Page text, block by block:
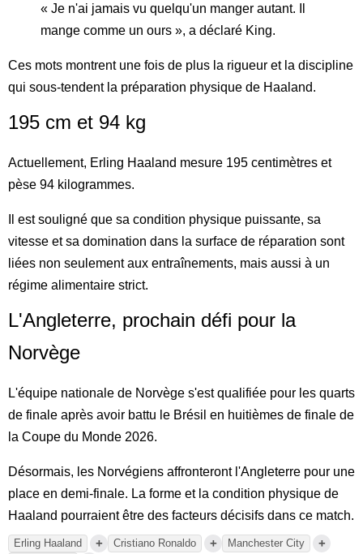
« Je n'ai jamais vu quelqu'un manger autant. Il
mange comme un ours », a déclaré King.
Ces mots montrent une fois de plus la rigueur et la discipline
qui sous-tendent la préparation physique de Haaland.
195 cm et 94 kg
Actuellement, Erling Haaland mesure 195 centimètres et
pèse 94 kilogrammes.
Il est souligné que sa condition physique puissante, sa
vitesse et sa domination dans la surface de réparation sont
liées non seulement aux entraînements, mais aussi à un
régime alimentaire strict.
L'Angleterre, prochain défi pour la
Norvège
L'équipe nationale de Norvège s'est qualifiée pour les quarts
de finale après avoir battu le Brésil en huitièmes de finale de
la Coupe du Monde 2026.
Désormais, les Norvégiens affronteront l'Angleterre pour une
place en demi-finale. La forme et la condition physique de
Haaland pourraient être des facteurs décisifs dans ce match.
Erling Haaland + Cristiano Ronaldo + Manchester City +